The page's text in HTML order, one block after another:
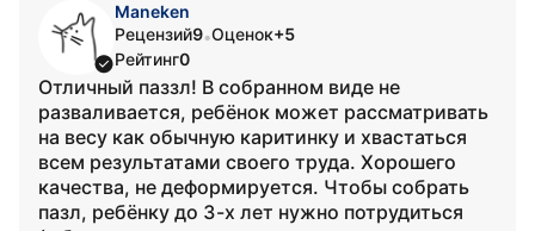
Maneken
Рецензий9•Оценок+5
Рейтинг0
Отличный паззл! В собранном виде не
разваливается, ребёнок может рассматривать
на весу как обычную каритинку и хвастаться
всем результатами своего труда. Хорошего
качества, не деформируется. Чтобы собрать
пазл, ребёнку до 3-х лет нужно потрудиться